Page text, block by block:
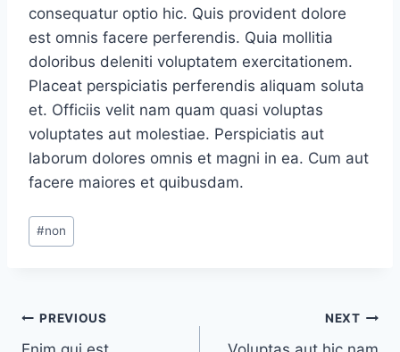
consequatur optio hic. Quis provident dolore
est omnis facere perferendis. Quia mollitia
doloribus deleniti voluptatem exercitationem.
Placeat perspiciatis perferendis aliquam soluta
et. Officiis velit nam quam quasi voluptas
voluptates aut molestiae. Perspiciatis aut
laborum dolores omnis et magni in ea. Cum aut
facere maiores et quibusdam.
Post
Tags:
#non
Post
PREVIOUS NEXT